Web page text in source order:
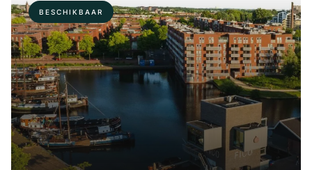
BESCHIKBAAR